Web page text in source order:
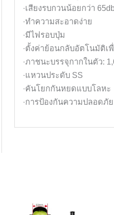
·เสียงรบกวนน้อยกว่า
·ทำความสะอาดง่าย
·มีไฟรอบปุ่ม
·ตั้งค่าย้อนกลับอัตโนมัติเ
·ภาชนะบรรจุกากในตัว:
·แหวนประดับ SS
·คันโยกกันหยดแบบโลหะ
·การป้องกันความปลอด